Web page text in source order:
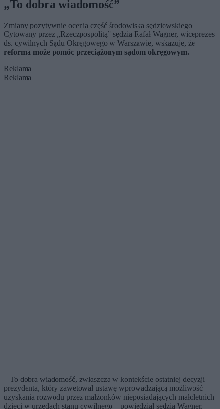
„To dobra wiadomość”
Zmiany pozytywnie ocenia część środowiska sędziowskiego.
Cytowany przez „Rzeczpospolitą” sędzia Rafał Wagner, wiceprezes
ds. cywilnych Sądu Okręgowego w Warszawie, wskazuje, że
reforma może pomóc przeciążonym sądom okręgowym.
Reklama
Reklama
– To dobra wiadomość, zwłaszcza w kontekście ostatniej decyzji
prezydenta, który zawetował ustawę wprowadzającą możliwość
uzyskania rozwodu przez małżonków nieposiadających małoletnich
dzieci w urzędach stanu cywilnego – powiedział sędzia Wagner.